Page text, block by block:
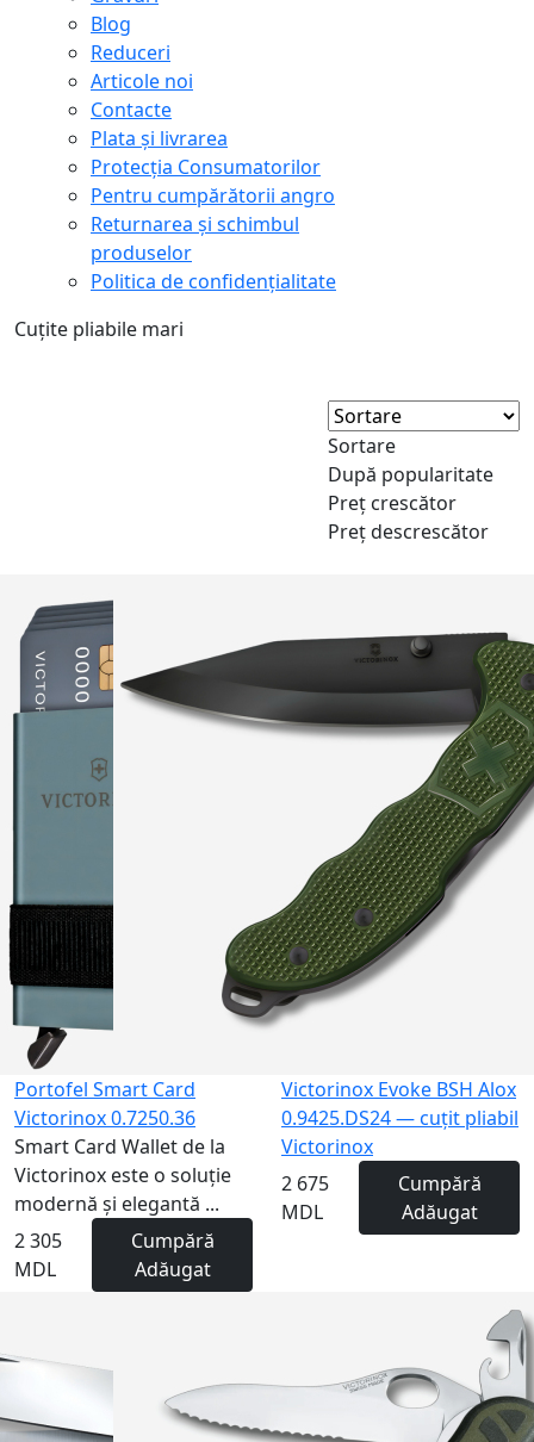
Blog
Reduceri
Articole noi
Contacte
Plata și livrarea
Protecţia Consumatorilor
Pentru cumpărătorii angro
Returnarea și schimbul
produselor
Politica de confidențialitate
Cuțite pliabile mari
Sortare
După popularitate
Preț crescător
Preț descrescător
NEW
Portofel Smart Card
Victorinox 0.7250.36
Smart Card Wallet de la
Victorinox este o soluție
modernă și elegantă ...
2 305
MDL
Cumpără
Adăugat
Victorinox Evoke BSH Alox
0.9425.DS24 — cuțit pliabil
Victorinox
2 675
MDL
Cumpără
Adăugat